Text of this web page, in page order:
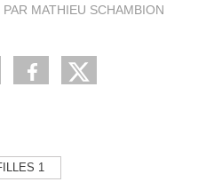
PAR MATHIEU SCHAMBION
1